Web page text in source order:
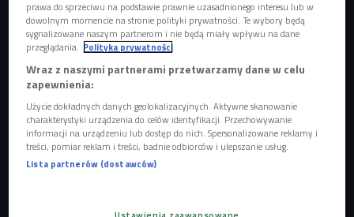
rolą Tarzana grywał sporadycznie, w sumie w kilkunastu
filmach.
Był bardzo lubiany zarówno wśród sportowców jak i
aktorów. Odtwórca roli syna Tarzana - Johnny Sheffield
wspominał pracę z Weissmullerem jako jedną z
najlepszych rzeczy jaka spotkała go w życiu, twierdząc, że
był on wielką gwiazdą świecącą mocnym blaskiem i trochę
z tego blasku także pozwoliło zabłysnąć w świecie filmu
także Sheffiledowi.
prawa do sprzeciwu na podstawie prawnie uzasadnionego interesu lub w
dowolnym momencie na stronie polityki prywatności. Te wybory będą
sygnalizowane naszym partnerom i nie będą miały wpływu na dane
przeglądania. Polityka prywatności
Wraz z naszymi partnerami przetwarzamy dane w celu
zapewnienia:
Użycie dokładnych danych geolokalizacyjnych. Aktywne skanowanie
charakterystyki urządzenia do celów identyfikacji. Przechowywanie
informacji na urządzeniu lub dostęp do nich. Spersonalizowane reklamy i
treści, pomiar reklam i treści, badnie odbiorców i ulepszanie usług.
Lista partnerów (dostawców)